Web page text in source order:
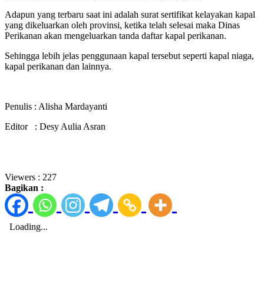
Adapun yang terbaru saat ini adalah surat sertifikat kelayakan kapal
yang dikeluarkan oleh provinsi, ketika telah selesai maka Dinas
Perikanan akan mengeluarkan tanda daftar kapal perikanan.
Sehingga lebih jelas penggunaan kapal tersebut seperti kapal niaga,
kapal perikanan dan lainnya.
Penulis : Alisha Mardayanti
Editor : Desy Aulia Asran
Viewers : 227
Bagikan :